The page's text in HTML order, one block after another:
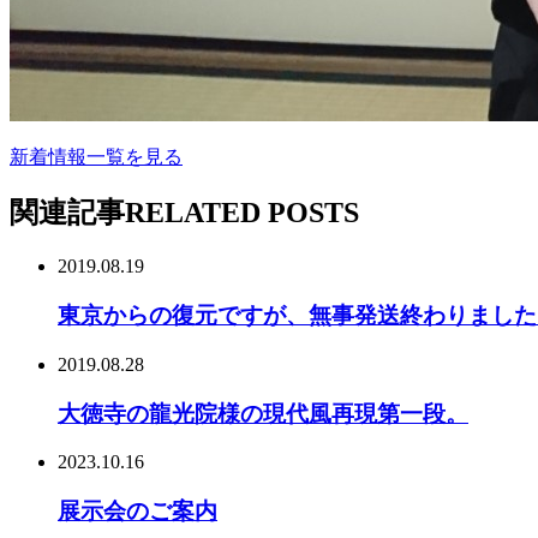
新着情報一覧を見る
関連記事RELATED POSTS
2019.08.19
東京からの復元ですが、無事発送終わりまし
2019.08.28
大徳寺の龍光院様の現代風再現第一段。
2023.10.16
展示会のご案内